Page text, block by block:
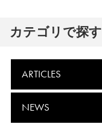
カテゴリで探す
ARTICLES
NEWS